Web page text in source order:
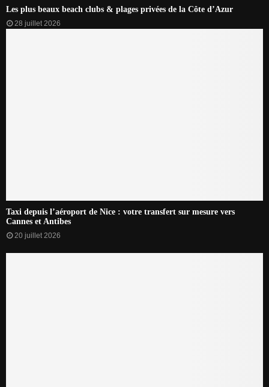
Les plus beaux beach clubs & plages privées de la Côte d’Azur
28 juillet 2026
Taxi depuis l’aéroport de Nice : votre transfert sur mesure vers
Cannes et Antibes
20 juillet 2026